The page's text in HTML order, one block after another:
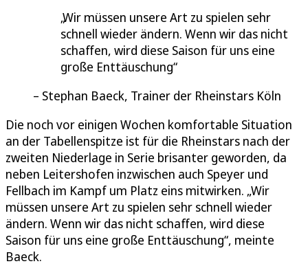
Wir müssen unsere Art zu spielen sehr
schnell wieder ändern. Wenn wir das nicht
schaffen, wird diese Saison für uns eine
große Enttäuschung
Stephan Baeck, Trainer der Rheinstars Köln
Die noch vor einigen Wochen komfortable Situation
an der Tabellenspitze ist für die Rheinstars nach der
zweiten Niederlage in Serie brisanter geworden, da
neben Leitershofen inzwischen auch Speyer und
Fellbach im Kampf um Platz eins mitwirken. „Wir
müssen unsere Art zu spielen sehr schnell wieder
ändern. Wenn wir das nicht schaffen, wird diese
Saison für uns eine große Enttäuschung“, meinte
Baeck.